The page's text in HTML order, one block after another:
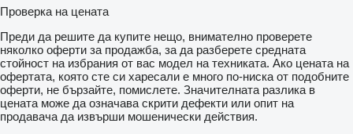
Проверка на цената
Преди да решите да купите нещо, внимателно проверете
няколко оферти за продажба, за да разберете средната
стойност на избрания от вас модел на техниката. Ако цената на
офертата, която сте си харесали е много по-ниска от подобните
оферти, не бързайте, помислете. Значителната разлика в
цената може да означава скрити дефекти или опит на
продавача да извърши мошенически действия.